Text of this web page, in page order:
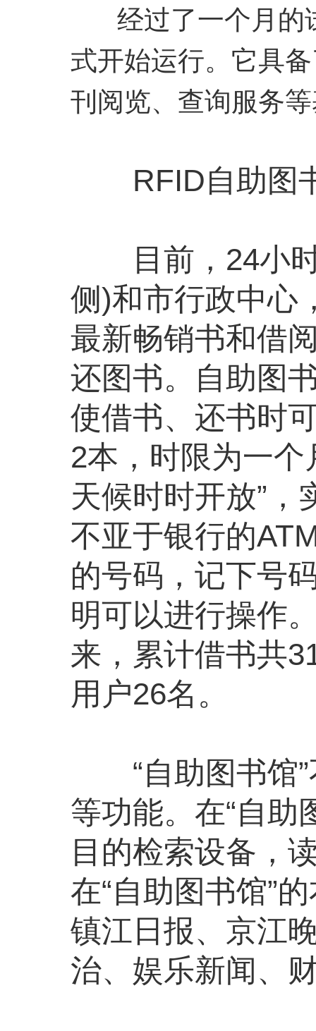
经过了一个月的
式开始运行。它具
刊阅览、查询服务
RFID自助图书
目前，24小时“
侧)和市行政中心
最新畅销书和借
还图书。自助图
使借书、还书时
2本，时限为一个
天候时时开放”
不亚于银行的
的号码，记下号
明可以进行操作
来，累计借书共
用户26名。
“自助图书馆”
等功能。在“自助
目的检索设备，
在“自助图书馆”
镇江日报、京江
治、娱乐新闻、